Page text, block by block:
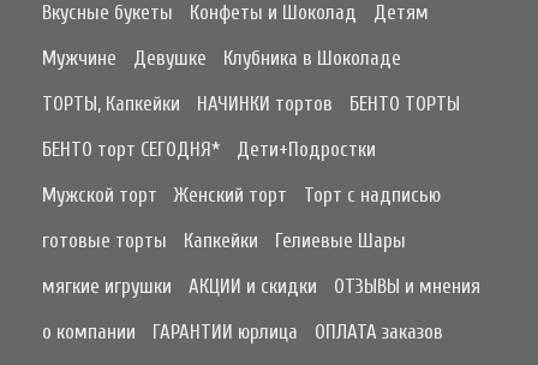
Вкусные букеты
Конфеты и Шоколад
Детям
Мужчине
Девушке
Клубника в Шоколаде
ТОРТЫ, Капкейки
НАЧИНКИ тортов
БЕНТО ТОРТЫ
БЕНТО торт СЕГОДНЯ*
Дети+Подростки
Мужской торт
Женский торт
Торт с надписью
готовые торты
Капкейки
Гелиевые Шары
мягкие игрушки
АКЦИИ и скидки
ОТЗЫВЫ и мнения
о компании
ГАРАНТИИ юрлица
ОПЛАТА заказов